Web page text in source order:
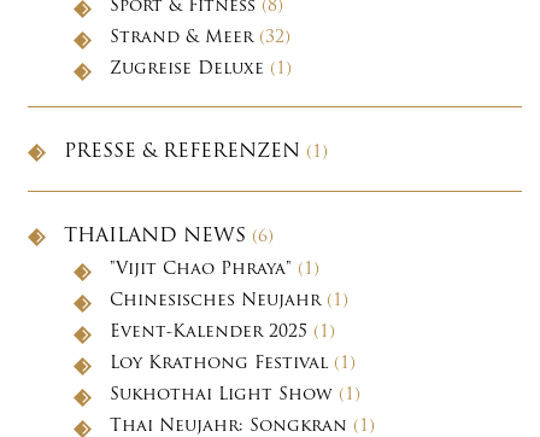
Sport & Fitness (8)
Strand & Meer(32)
Zugreise Deluxe (1)
PRESSE & REFERENZEN (1)
THAILAND NEWS (6)
"Vijit Chao Phraya" (1)
Chinesisches Neujahr(1)
Event-Kalender 2025 (1)
Loy Krathong Festival (1)
Sukhothai Light Show (1)
Thai Neujahr: Songkran (1)